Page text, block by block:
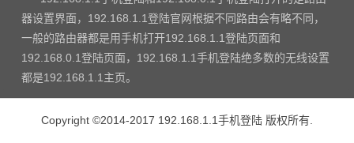
器设置界面，192.168.1.1登陆官网根据不同路由会有略不同，
一般的路由器都是用手机打开192.168.1.1登陆页面和
192.168.0.1登陆页面，192.168.1.1手机登陆绝多数的无线设置
都是192.168.1.1主页。
Copyright ©2014-2017 192.168.1.1手机登陆 版权所有.